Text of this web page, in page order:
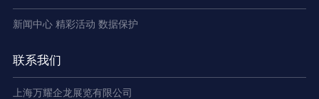
新闻中心 精彩活动 数据保护
联系我们
上海万耀企龙展览有限公司